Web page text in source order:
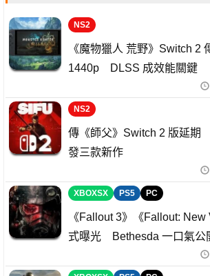
NS2
《魔物獵人 荒野》Switch 2
1440p DLSS 成效能關鍵
NS2
傳《師父》Switch 2 版延期
發三款新作
XBOXSX PS5 PC
《Fallout 3》《Fallout:
式曝光 Bethesda 一口氣公